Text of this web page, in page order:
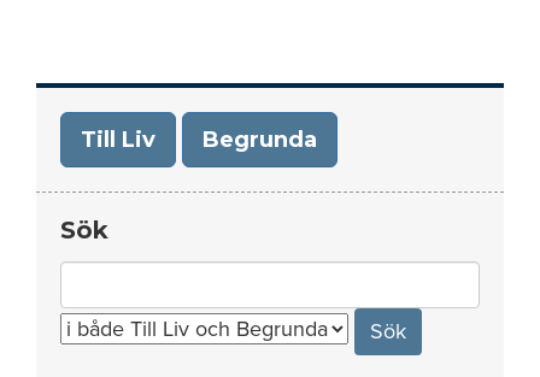
Till Liv Begrunda
Sök
for: